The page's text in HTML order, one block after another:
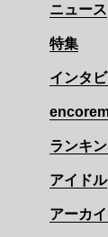
ニュース
特集
インタ
ランキ
アイドル
アーカ